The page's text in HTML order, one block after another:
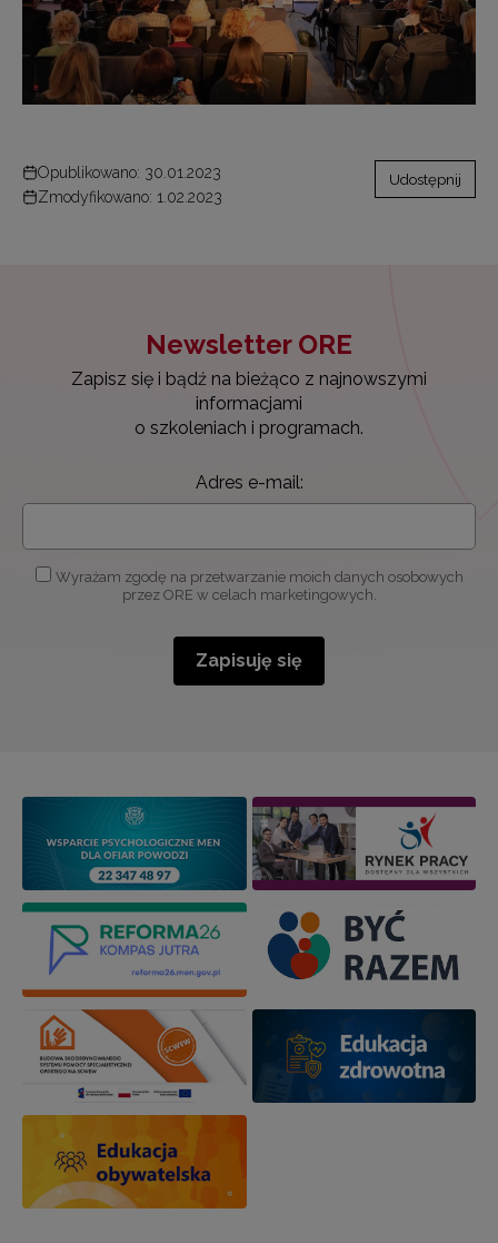
Opublikowano: 30.01.2023
Zmodyfikowano: 1.02.2023
Udostępnij
Newsletter ORE
Zapisz się i bądź na bieżąco z najnowszymi
informacjami
o szkoleniach i programach.
Adres e-mail:
Wyrażam zgodę na przetwarzanie moich danych osobowych
przez ORE w celach marketingowych.
Zapisuję się